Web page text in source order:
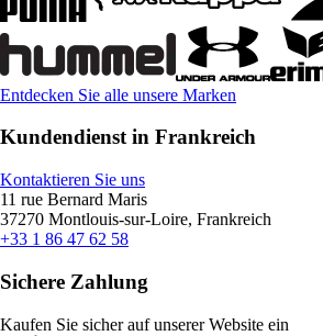
Entdecken Sie alle unsere Marken
Kundendienst in Frankreich
Kontaktieren Sie uns
11 rue Bernard Maris
37270 Montlouis-sur-Loire, Frankreich
+33 1 86 47 62 58
Sichere Zahlung
Kaufen Sie sicher auf unserer Website ein